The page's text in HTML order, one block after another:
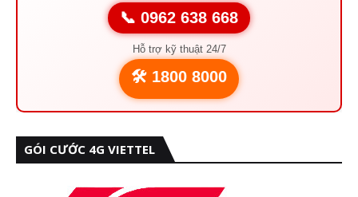
📞 0962 638 668
Hỗ trợ kỹ thuật 24/7
🛠️ 1800 8000
GÓI CƯỚC 4G VIETTEL